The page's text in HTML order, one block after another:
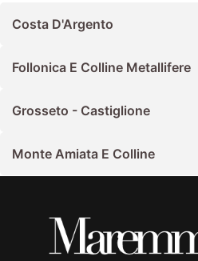
Costa D'Argento
Follonica E Colline Metallifere
Grosseto - Castiglione
Monte Amiata E Colline